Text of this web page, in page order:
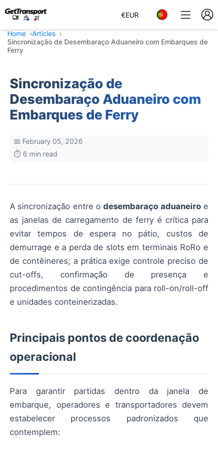
€EUR
Home
Articles
Sincronização de Desembaraço Aduaneiro com Embarques de
Ferry
Sincronização de
Desembaraço Aduaneiro com
Embarques de Ferry
📅 February 05, 2026
⏱️ 6 min read
A sincronização entre odesembaraço aduaneiroe
as janelas de carregamento de ferry é crítica para
evitar tempos de espera no pátio, custos de
demurrage e a perda de slots em terminais RoRo e
de contêineres; a prática exige controle preciso de
cut-offs, confirmação de presença e
procedimentos de contingência para roll-on/roll-off
e unidades conteinerizadas.
Principais pontos de coordenação
operacional
Para garantir partidas dentro da janela de
embarque, operadores e transportadores devem
estabelecer processos padronizados que
contemplem: